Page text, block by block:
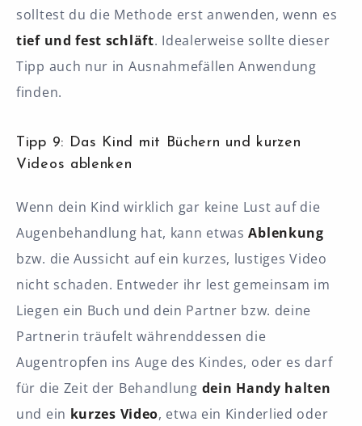
solltest du die Methode erst anwenden, wenn es
tief und fest schläft. Idealerweise sollte dieser
Tipp auch nur in Ausnahmefällen Anwendung
finden.
Tipp 9: Das Kind mit Büchern und kurzen
Videos ablenken
Wenn dein Kind wirklich gar keine Lust auf die
Augenbehandlung hat, kann etwas Ablenkung
bzw. die Aussicht auf ein kurzes, lustiges Video
nicht schaden. Entweder ihr lest gemeinsam im
Liegen ein Buch und dein Partner bzw. deine
Partnerin träufelt währenddessen die
Augentropfen ins Auge des Kindes, oder es darf
für die Zeit der Behandlung dein Handy halten
und ein kurzes Video, etwa ein Kinderlied oder